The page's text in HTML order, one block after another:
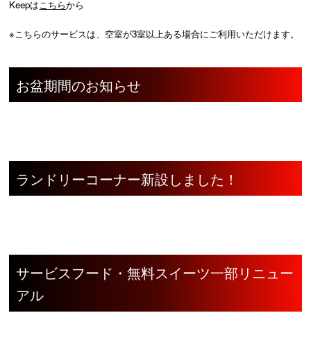
Keepはこちらから
※こちらのサービスは、空室が3室以上ある場合にご利用いただけます。
お盆期間のお知らせ
ランドリーコーナー新設しました！
サービスフード・無料スイーツ一部リニュー
アル